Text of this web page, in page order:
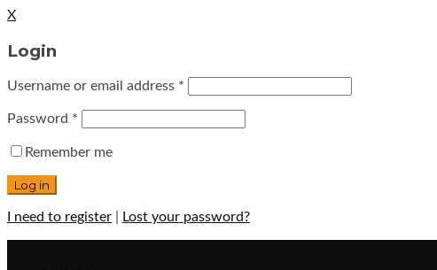
X
Login
Username or email address *
Password *
Remember me
I need to register Lost your password?